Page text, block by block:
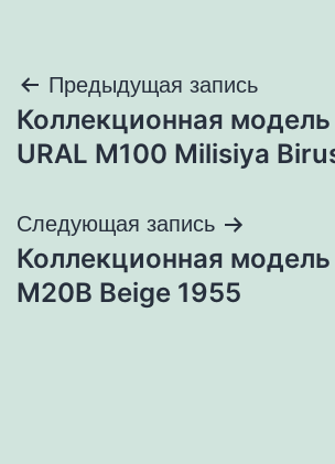
Навигация
по
Предыдущая запись
Коллекционная
URAL M100 Milisiya
Следующая запись
Коллекционная модель
M20B Beige 1955